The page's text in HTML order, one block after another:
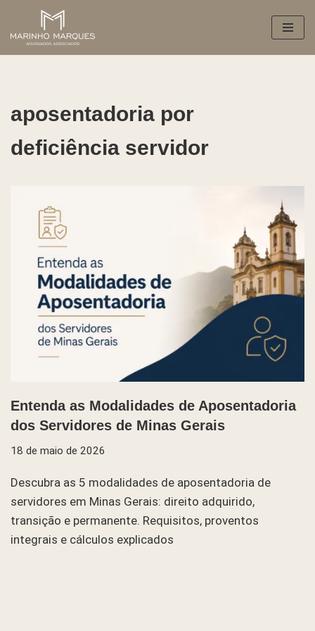
Pular
para
aposentadoria por
deficiência servidor
Entenda as Modalidades de Aposentadoria
dos Servidores de Minas Gerais
18 de maio de 2026
Descubra as 5 modalidades de aposentadoria de
servidores em Minas Gerais: direito adquirido,
transição e permanente. Requisitos, proventos
integrais e cálculos explicados